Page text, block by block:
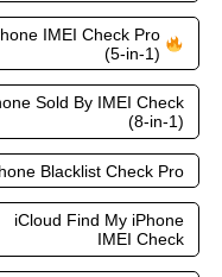
IMEI Check Pro
(5-in-1)
Sold By IMEI Check
(8-in-1)
Blacklist Check Pro
iCloud Find My iPhone
IMEI Check